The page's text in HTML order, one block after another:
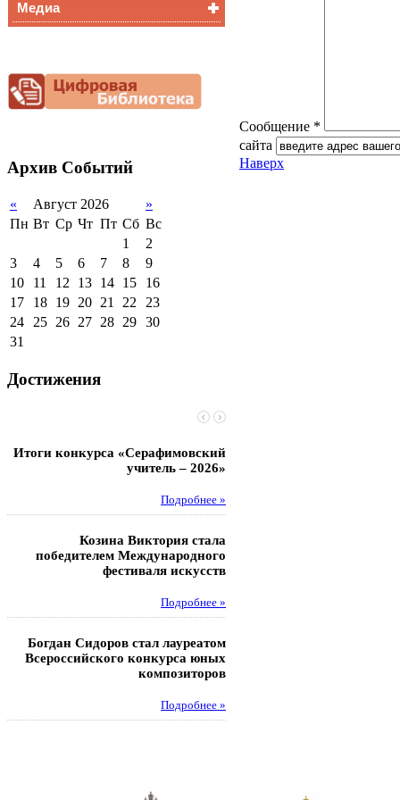
Снижение
документационной
нагрузки
Медиа
Архив Событий
« Август 2026
»
Пн Вт Ср Чт Пт Сб Вс
1
2
3
4 5 6 7 8
9
10
11 12 13 14 15
16
17
18 19 20 21 22 23
24 25 26 27 28 29 30
31
Достижения
Итоги конкурса «Серафимовский
учитель – 2026»
Подробнее »
Козина Виктория стала
победителем Международного
фестиваля искусств
Подробнее »
Богдан Сидоров стал лауреатом
Всероссийского конкурса юных
композиторов
Подробнее »
Сообщение *
сайта
Наверх